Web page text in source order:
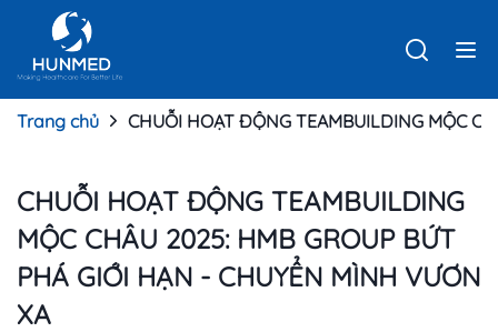
Trang chủ CHUỖI HOẠT ĐỘNG TEAMBUILDING MỘC
CHUỖI HOẠT ĐỘNG TEAMBUILDING
MỘC CHÂU 2025: HMB GROUP BỨT
PHÁ GIỚI HẠN - CHUYỂN MÌNH VƯƠN
XA